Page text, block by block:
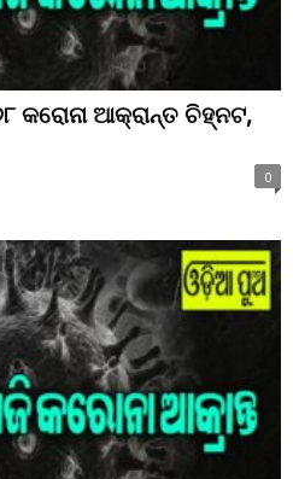
କରୋନା ଆକ୍ରାନ୍ତ ଚିହ୍ନଟ,
0